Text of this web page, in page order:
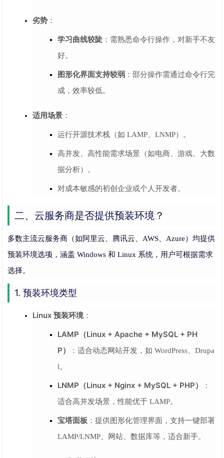
劣势 ：
学习曲线较陡 ：需熟悉命令行操作，对新手不友
好。
图形化界面支持较弱 ：部分操作需通过命令行完
成，效率较低。
适用场景 ：
运行开源技术栈（如 LAMP、LNMP）。
高并发、高性能需求场景（如电商、游戏、大数
据分析）。
对成本敏感的初创企业或个人开发者。
二、云服务商是否提供预装环境？
多数主流云服务商（如阿里云、腾讯云、AWS、Azure）均提供
预装环境选项，涵盖 Windows 和 Linux 系统，用户可根据需求
选择。
1. 预装环境类型
Linux 预装环境：
LAMP（Linux + Apache + MySQL + PH
P）
：适合动态网站开发，如 WordPress、Drupa
l。
LNMP（Linux + Nginx + MySQL + PHP）
：
适合高并发场景，性能优于 LAMP。
宝塔面板 ：提供图形化管理界面，支持一键部署
LAMP/LNMP、网站、数据库等，适合新手。